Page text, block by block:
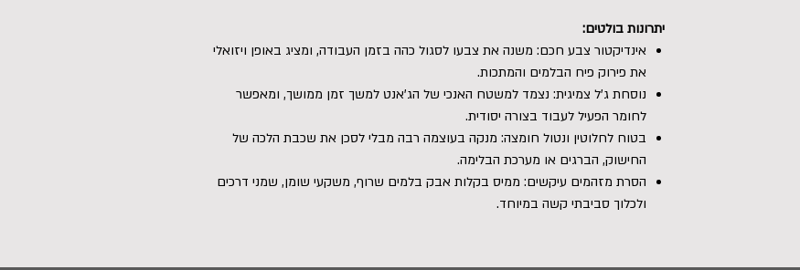
יתרונות בולטים:
אינדיקטור צבע חכם: משנה את צבעו לסגול כהה בזמן העבודה, ומציג באופן ויזואלי
את פירוק פיח הבלמים והמתכות.
נוסחת ג'ל צמיגית: נצמד למשטח האנכי של הג'אנט למשך זמן ממושך, ומאפשר
לחומר הפעיל לעבוד בצורה יסודית.
בטוח לחלוטין ונטול חומצה: מנקה בעוצמה רבה מבלי לסכן את שכבת הלכה של
החישוק, הברגים או מערכת הבלימה.
הסרת מזהמים עיקשים: ממיס בקלות אבק בלמים שרוף, משקעי שומן, שמני דרכים
ולכלוך סביבתי קשה במיוחד.